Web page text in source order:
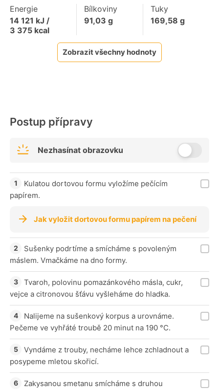
Energie
14 121 kJ /
3 375 kcal
Bílkoviny
91,03 g
Tuky
169,58 g
Zobrazit všechny hodnoty
Postup přípravy
Nezhasínat obrazovku
Kulatou dortovou formu vyložíme pečícím
papírem.
Jak vyložit dortovou formu papírem na pečení
Sušenky podrtíme a smícháme s povoleným
máslem. Vmačkáme na dno formy.
Tvaroh, polovinu pomazánkového másla, cukr,
vejce a citronovou šťávu vyšleháme do hladka.
Nalijeme na sušenkový korpus a urovnáme.
Pečeme ve vyhřáté troubě 20 minut na 190 °C.
Vyndáme z trouby, necháme lehce zchladnout a
posypeme mletou skořicí.
Zakysanou smetanu smícháme s druhou